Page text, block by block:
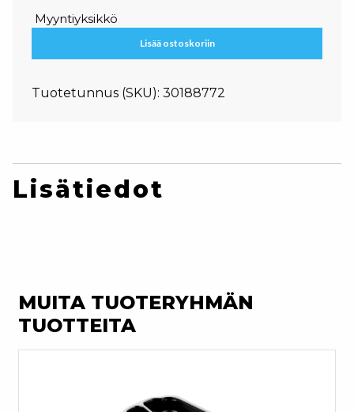
Myyntiyksikkö
Lisää ostoskoriin
Tuotetunnus (SKU): 30188772
Lisätiedot
MUITA TUOTERYHMÄN
TUOTTEITA